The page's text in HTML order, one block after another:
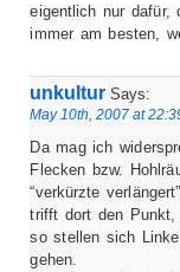
eigentlich nur dafür,
immer am besten,
unkultur Says:
May 10th, 2007 at
Da mag ich
Flecken bzw.
“verkürzte
trifft dort den Punkt,
so stellen sich
gehen.